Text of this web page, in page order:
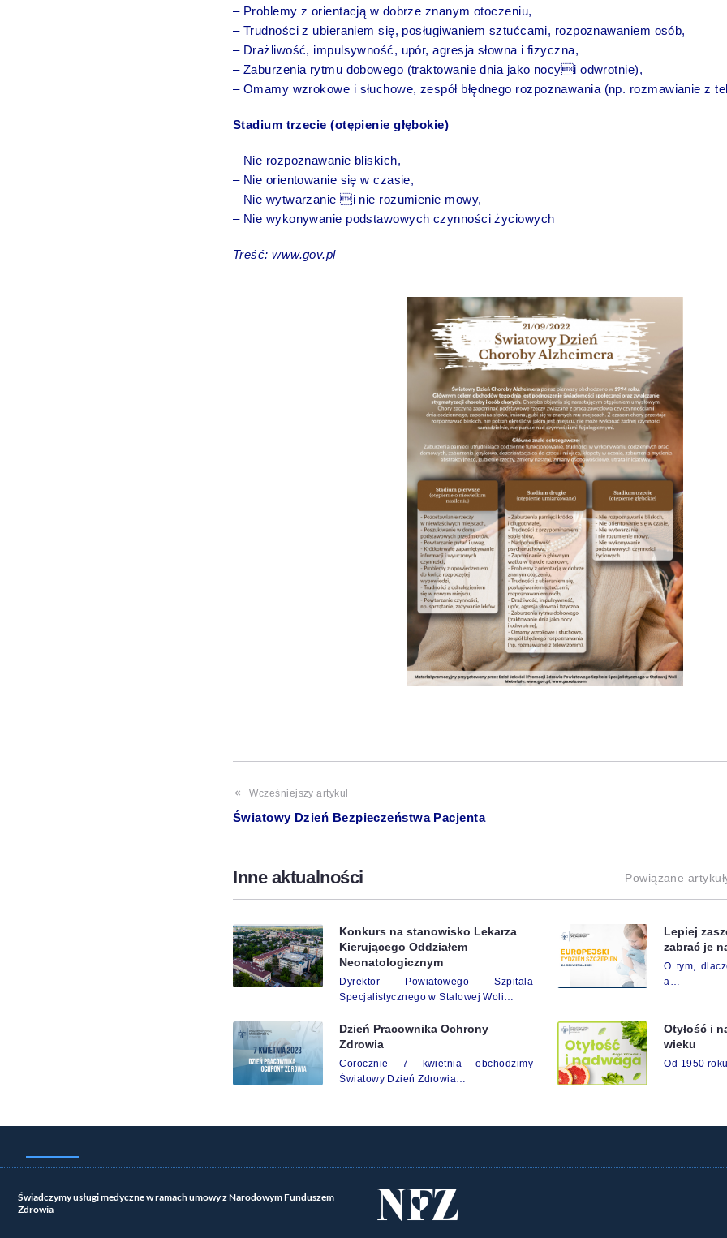
– Problemy z orientacją w dobrze znanym otoczeniu,
– Trudności z ubieraniem się, posługiwaniem sztućcami, rozpoznawaniem osób,
– Drażliwość, impulsywność, upór, agresja słowna i fizyczna,
– Zaburzenia rytmu dobowego (traktowanie dnia jako nocyi odwrotnie),
– Omamy wzrokowe i słuchowe, zespół błędnego rozpoznawania (np. rozmawianie z
Stadium trzecie (otępienie głębokie)
– Nie rozpoznawanie bliskich,
– Nie orientowanie się w czasie,
– Nie wytwarzanie i nie rozumienie mowy,
– Nie wykonywanie podstawowych czynności życiowych
Treść: www.gov.pl
Wcześniejszy artykuł
Światowy Dzień Bezpieczeństwa Pacjenta
Inne aktualności Powiązane
Konkurs na stanowisko Lekarza
Kierującego Oddziałem
Neonatologicznym
Dyrektor Powiatowego Szpitala
Specjalistycznego w Stalowej Woli…
Lepiej
zabrać je
O tym,
a…
Dzień Pracownika Ochrony
Zdrowia
Corocznie 7 kwietnia obchodzimy
Światowy Dzień Zdrowia…
Otyłość i
wieku
Od 1950
Świadczymy usługi medyczne w ramach umowy z Narodowym Funduszem
Zdrowia